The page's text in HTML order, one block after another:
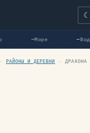
☾
—Море —Вода
› РАЙОНЫ И ДЕРЕВНИ › ДРАКОНА